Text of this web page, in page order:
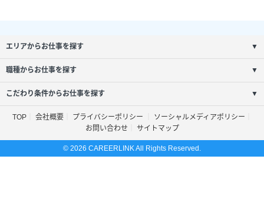
エリアからお仕事を探す ▼
職種からお仕事を探す ▼
こだわり条件からお仕事を探す ▼
TOP 会社概要 プライバシーポリシー
ソーシャルメディアポリシー
お問い合わせ
サイトマップ
© 2026 CAREERLINK All Rights Reserved.